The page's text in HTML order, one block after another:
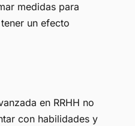
medidas para
un efecto
en RRHH no
con habilidades y